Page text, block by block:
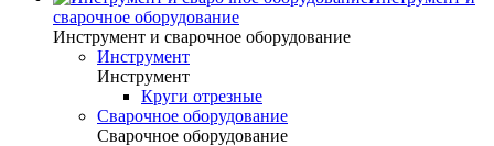
сварочное оборудование
Инструмент и сварочное оборудование
Инструмент
Инструмент
Круги отрезные
Сварочное оборудование
Сварочное оборудование